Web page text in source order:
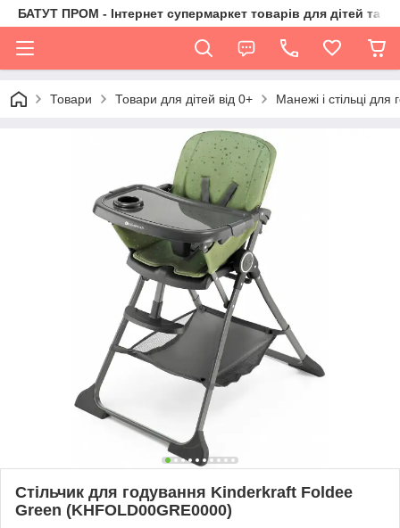
БАТУТ ПРОМ - Інтернет супермаркет товарів для дітей та їх
Товари Товари для дітей від 0+ Манежі і стільці для
Стільчик для годування Kinderkraft Foldee
Green (KHFOLD00GRE0000)